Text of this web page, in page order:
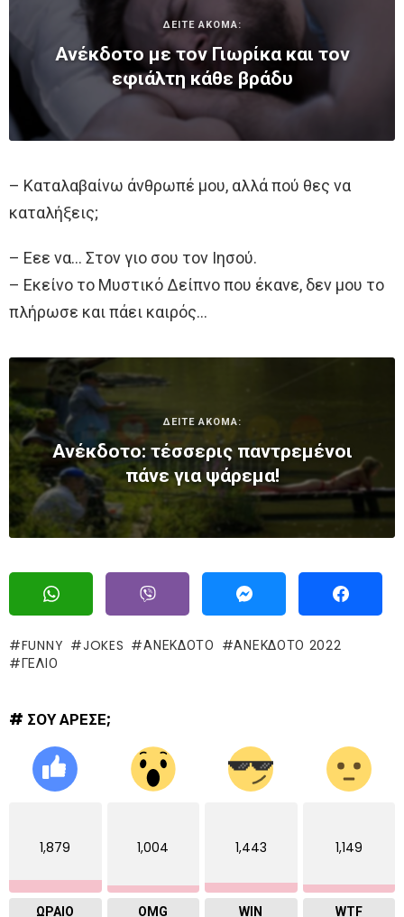
ΔΕΙΤΕ ΑΚΟΜΑ:
Ανέκδοτο με τον Γιωρίκα και τον
εφιάλτη κάθε βράδυ
– Καταλαβαίνω άνθρωπέ μου, αλλά πού θες να
καταλήξεις;
– Εεε να… Στον γιο σου τον Ιησού.
– Εκείνο το Μυστικό Δείπνο που έκανε, δεν μου το
πλήρωσε και πάει καιρός…
ΔΕΙΤΕ ΑΚΟΜΑ:
Ανέκδοτο: τέσσερις παντρεμένοι
πάνε για ψάρεμα!
FUNNY JOKES ΑΝΕΚΔΟΤΟ
ΑΝΕΚΔΟΤΟ 2022
ΓΈΛΙΟ
# ΣΟΥ ΑΡΕΣΕ;
1,879
ΩΡΑΙΟ
1,004
OMG
1,443
WIN
1,149
WTF